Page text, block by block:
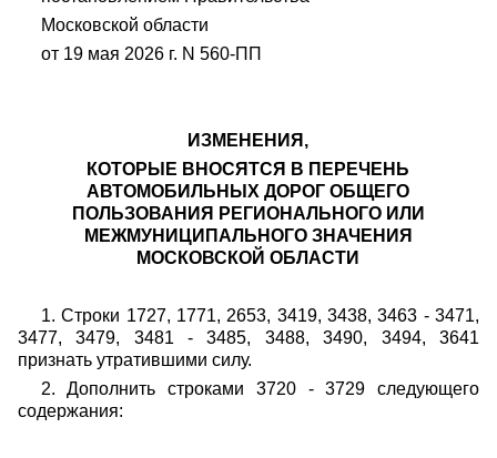
Московской области
от 19 мая 2026 г. N 560-ПП
ИЗМЕНЕНИЯ,
КОТОРЫЕ ВНОСЯТСЯ В ПЕРЕЧЕНЬ
АВТОМОБИЛЬНЫХ ДОРОГ ОБЩЕГО
ПОЛЬЗОВАНИЯ РЕГИОНАЛЬНОГО ИЛИ
МЕЖМУНИЦИПАЛЬНОГО ЗНАЧЕНИЯ
МОСКОВСКОЙ ОБЛАСТИ
1. Строки 1727, 1771, 2653, 3419, 3438, 3463 - 3471,
3477, 3479, 3481 - 3485, 3488, 3490, 3494, 3641
признать утратившими силу.
2. Дополнить строками 3720 - 3729 следующего
содержания: